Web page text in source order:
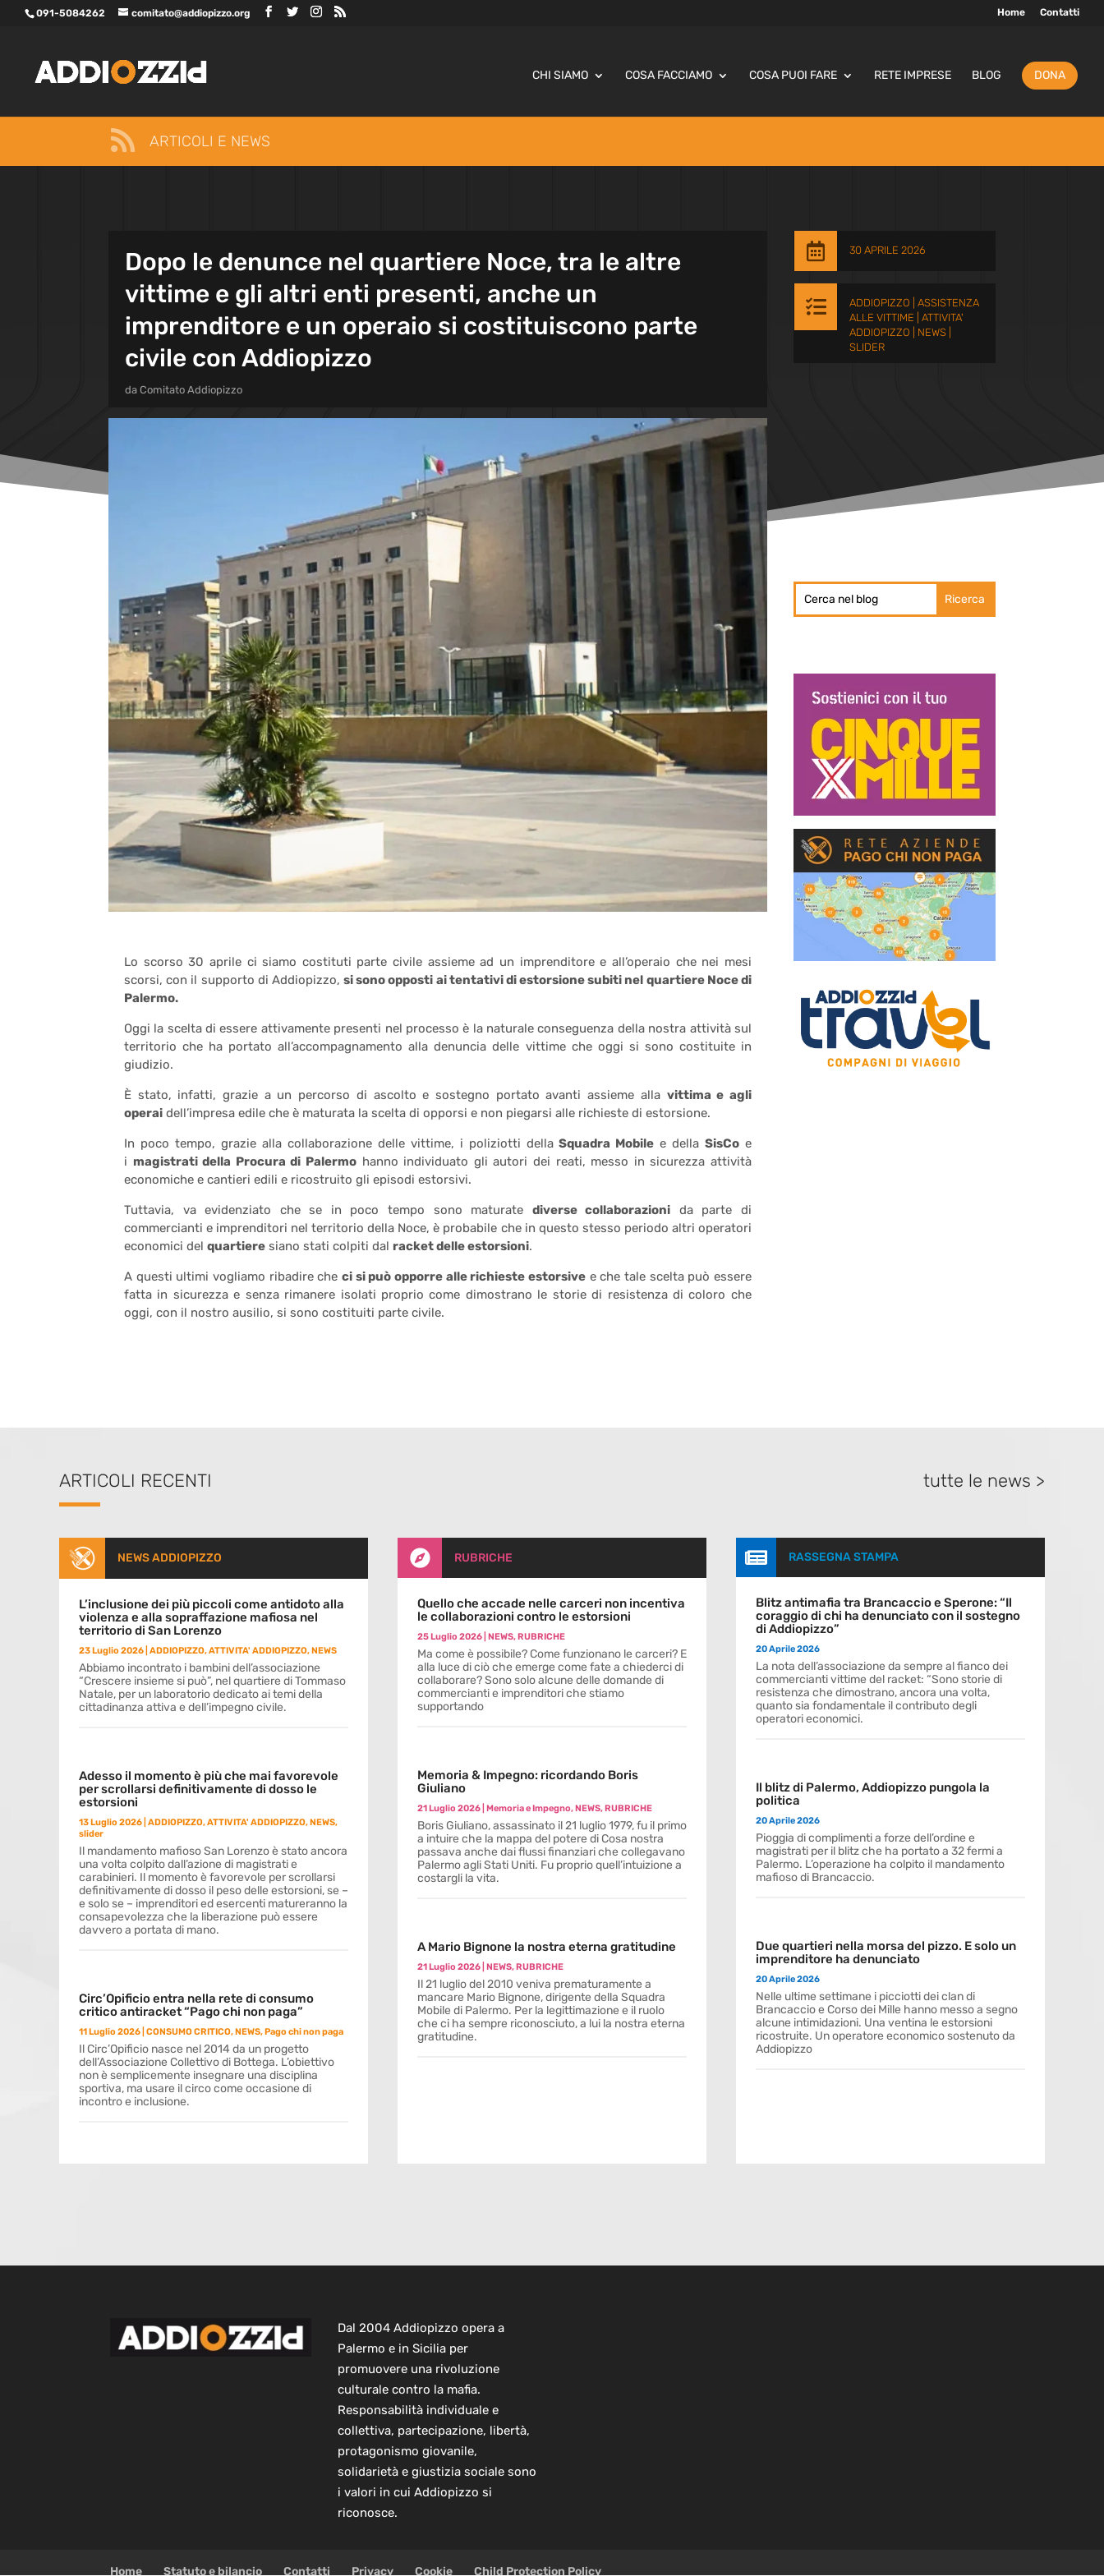
091-5084262 comitato@addiopizzo.org Home Contatti
CHI SIAMO COSA FACCIAMO COSA PUOI FARE RETE IMPRESE BLOG DONA
 ARTICOLI E NEWS
Dopo le denunce nel quartiere Noce, tra le altre
vittime e gli altri enti presenti, anche un
imprenditore e un operaio si costituiscono parte
civile con Addiopizzo
da Comitato Addiopizzo
 30 APRILE 2026
 ADDIOPIZZO
ASSISTENZA
ALLE VITTIME
ATTIVITA'
ADDIOPIZZO
NEWS|
SLIDER
Lo scorso 30 aprile ci siamo costituti parte civile assieme ad un imprenditore e all’operaio che nei mesi
scorsi, con il supporto di Addiopizzo,si sono opposti ai tentativi di estorsione subiti nel quartiere Noce di
Palermo.
Oggi la scelta di essere attivamente presenti nel processo è la naturale conseguenza della nostra attività sul
territorio che ha portato all’accompagnamento alla denuncia delle vittime che oggi si sono costituite in
giudizio.
È stato, infatti, grazie a un percorso di ascolto e sostegno portato avanti assieme alla vittima e agli
operai dell’impresa edile che è maturata la scelta di opporsi e non piegarsi alle richieste di estorsione.
In poco tempo, grazie alla collaborazione delle vittime, i poliziotti dellaSquadra Mobilee della SisCoe
i magistrati della Procura di Palermohanno individuato gli autori dei reati, messo in sicurezza attività
economiche e cantieri edili e ricostruito gli episodi estorsivi.
Tuttavia, va evidenziato che se in poco tempo sono maturate diverse collaborazioni da parte di
commercianti e imprenditori nel territorio della Noce, è probabile che in questo stesso periodo altri operatori
economici del quartiere siano stati colpiti dal racket delle estorsioni.
A questi ultimi vogliamo ribadire che ci si può opporre alle richieste estorsivee che tale scelta può essere
fatta in sicurezza e senza rimanere isolati proprio come dimostrano le storie di resistenza di coloro che
oggi, con il nostro ausilio, si sono costituiti parte civile.
ARTICOLI RECENTI tutte le news >
NEWS ADDIOPIZZO
L’inclusione dei più piccoli come antidoto alla
violenza e alla sopraffazione mafiosa nel
territorio di San Lorenzo
23 Luglio 2026 ADDIOPIZZO,ATTIVITA' ADDIOPIZZO,NEWS
Abbiamo incontrato i bambini dell’associazione
“Crescere insieme si può”, nel quartiere di Tommaso
Natale, per un laboratorio dedicato ai temi della
cittadinanza attiva e dell’impegno civile.
Adesso il momento è più che mai favorevole
per scrollarsi definitivamente di dosso le
estorsioni
13 Luglio 2026 ADDIOPIZZO,ATTIVITA' ADDIOPIZZO,NEWS,
slider
Il mandamento mafioso San Lorenzo è stato ancora
una volta colpito dall’azione di magistrati e
carabinieri. Il momento è favorevole per scrollarsi
definitivamente di dosso il peso delle estorsioni, se –
e solo se – imprenditori ed esercenti matureranno la
consapevolezza che la liberazione può essere
davvero a portata di mano.
Circ’Opificio entra nella rete di consumo
critico antiracket “Pago chi non paga”
11 Luglio 2026 CONSUMO CRITICO,NEWS,Pago chi non paga
Il Circ’Opificio nasce nel 2014 da un progetto
dell’Associazione Collettivo di Bottega. L’obiettivo
non è semplicemente insegnare una disciplina
sportiva, ma usare il circo come occasione di
incontro e inclusione.
 RUBRICHE
Quello che accade nelle carceri non incentiva
le collaborazioni contro le estorsioni
25 Luglio 2026| NEWS,RUBRICHE
Ma come è possibile? Come funzionano le carceri? E
alla luce di ciò che emerge come fate a chiederci di
collaborare? Sono solo alcune delle domande di
commercianti e imprenditori che stiamo
supportando
Memoria & Impegno: ricordando Boris
Giuliano
21 Luglio 2026| Memoria e Impegno,NEWS,RUBRICHE
Boris Giuliano, assassinato il 21 luglio 1979, fu il primo
a intuire che la mappa del potere di Cosa nostra
passava anche dai flussi finanziari che collegavano
Palermo agli Stati Uniti. Fu proprio quell’intuizione a
costargli la vita.
A Mario Bignone la nostra eterna gratitudine
21 Luglio 2026| NEWS,RUBRICHE
Il 21 luglio del 2010 veniva prematuramente a
mancare Mario Bignone, dirigente della Squadra
Mobile di Palermo. Per la legittimazione e il ruolo
che ci ha sempre riconosciuto, a lui la nostra eterna
gratitudine.
 RASSEGNA STAMPA
Blitz antimafia tra Brancaccio e Sperone: “Il
coraggio di chi ha denunciato con il sostegno
di Addiopizzo”
20 Aprile 2026
La nota dell’associazione da sempre al fianco dei
commercianti vittime del racket: “Sono storie di
resistenza che dimostrano, ancora una volta,
quanto sia fondamentale il contributo degli
operatori economici.
Il blitz di Palermo, Addiopizzo pungola la
politica
20 Aprile 2026
Pioggia di complimenti a forze dell’ordine e
magistrati per il blitz che ha portato a 32 fermi a
Palermo. L’operazione ha colpito il mandamento
mafioso di Brancaccio.
Due quartieri nella morsa del pizzo. E solo un
imprenditore ha denunciato
20 Aprile 2026
Nelle ultime settimane i picciotti dei clan di
Brancaccio e Corso dei Mille hanno messo a segno
alcune intimidazioni. Una ventina le estorsioni
ricostruite. Un operatore economico sostenuto da
Addiopizzo
Dal 2004 Addiopizzo opera a
Palermo e in Sicilia per
promuovere una rivoluzione
culturale contro la mafia.
Responsabilità individuale e
collettiva, partecipazione, libertà,
protagonismo giovanile,
solidarietà e giustizia sociale sono
i valori in cui Addiopizzo si
riconosce.
Home Statuto e bilancio Contatti Privacy Cookie Child Protection Policy